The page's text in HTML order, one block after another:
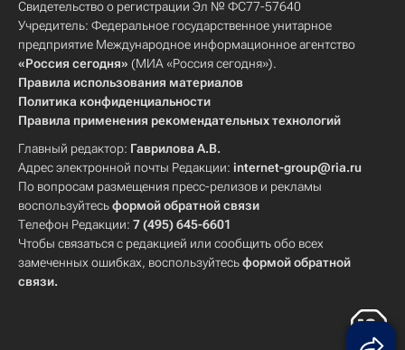
Свидетельство о регистрации Эл № ФС77-57640
Учредитель: Федеральное государственное унитарное
предприятие Международное информационное агентство
«Россия сегодня» (МИА «Россия сегодня»).
Правила использования материалов
Политика конфиденциальности
Правила применения рекомендательных технологий
Главный редактор: Гаврилова А.В.
Адрес электронной почты Редакции: internet-group@ria.ru
По вопросам размещения пресс-релизов и рекламы
воспользуйтесьформой обратной связи
Телефон Редакции: 7 (495) 645-6601
Чтобы связаться с редакцией или сообщить обо всех
замеченных ошибках, воспользуйтесьформой обратной
связи.